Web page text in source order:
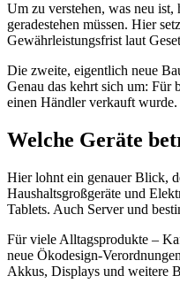
Um zu verstehen, was neu
geradestehen müssen. Hier
Gewährleistungsfrist laut
Die zweite, eigentlich neue
Genau das kehrt sich um: Für
einen Händler verkauft wurde.
Welche Geräte
Hier lohnt ein genauer Blick,
Haushaltsgroßgeräte und
Tablets. Auch Server und
Für viele Alltagsprodukte –
neue Ökodesign-
Akkus, Displays und weitere